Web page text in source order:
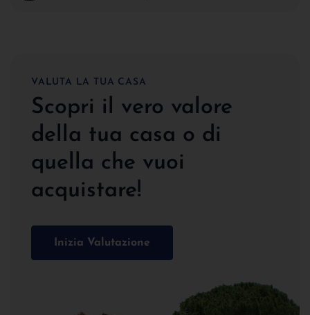
VALUTA LA TUA CASA
Scopri il vero valore
della tua casa o di
quella che vuoi
acquistare!
Inizia Valutazione